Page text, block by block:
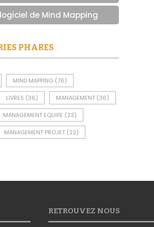
de Mind Mapping
PHARES
MIND MAPPING (76)
LIVRES (36) MANAGEMENT (36)
MANAGEMENT EQUIPE (23)
MANAGEMENT PROJET (22)
RETROUVEZ NOUS